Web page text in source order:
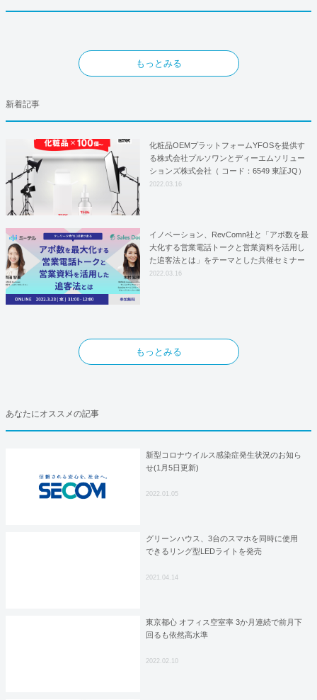
もっとみる
新着記事
化粧品OEMプラットフォームYFOSを提供す
る株式会社プルソワンとディーエムソリュー
ションズ株式会社（ コード：6549 東証JQ）
はYFOSにおけるロジスティクスパートナー
2022.03.16
イノベーション、RevComn社と「アポ数を最
大化する営業電話トークと営業資料を活用し
た追客法とは」をテーマとした共催セミナー
を開催！
2022.03.16
もっとみる
あなたにオススメの記事
新型コロナウイルス感染症発生状況のお知ら
せ(1月5日更新)
2022.01.05
グリーンハウス、3台のスマホを同時に使用
できるリング型LEDライトを発売
2021.04.14
東京都心 オフィス空室率 3か月連続で前月下
回るも依然高水準
2022.02.10